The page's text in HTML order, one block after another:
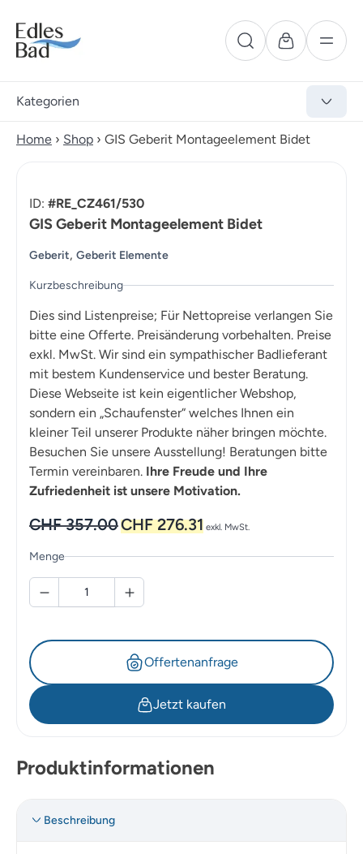
Kategorien
Home › Shop › GIS Geberit Montageelement Bidet
ID: #RE_CZ461/530
GIS Geberit Montageelement Bidet
Geberit, Geberit Elemente
Kurzbeschreibung
Dies sind Listenpreise; Für Nettopreise verlangen Sie
bitte eine Offerte. Preisänderung vorbehalten. Preise
exkl. MwSt. Wir sind ein sympathischer Badlieferant
mit bestem Kundenservice und bester Beratung.
Diese Webseite ist kein eigentlicher Webshop,
sondern ein „Schaufenster“ welches Ihnen ein
kleiner Teil unserer Produkte näher bringen möchte.
Besuchen Sie unsere Ausstellung! Beratungen bitte
Termin vereinbaren. Ihre Freude und Ihre
Zufriedenheit ist unsere Motivation.
CHF357.00Ursprünglicher
Preis
war:
CHF276.31Aktueller
Preis
ist:
exkl. MwSt.
Menge
Offertenanfrage
Jetzt kaufen
Produktinformationen
Beschreibung